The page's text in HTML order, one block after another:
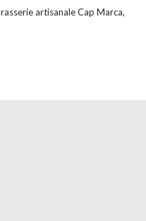
artisanale Cap Marca,